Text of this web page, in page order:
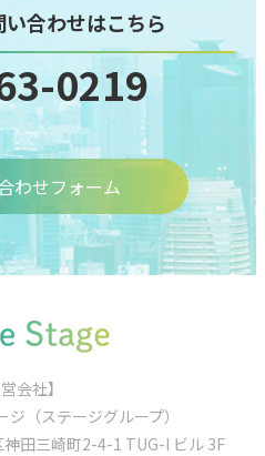
合わせはこちら
0219
わせフォーム
営会社】
（ステージグループ）
⽥三崎町2-4-1 TUG-I ビル 3F